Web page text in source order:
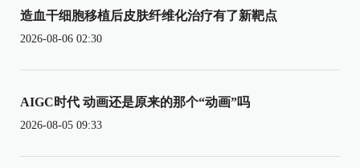
造血干细胞移植后皮肤纤维化治疗有了新靶点
2026-08-06 02:30
AIGC时代 动画还是原来的那个“动画”吗
2026-08-05 09:33